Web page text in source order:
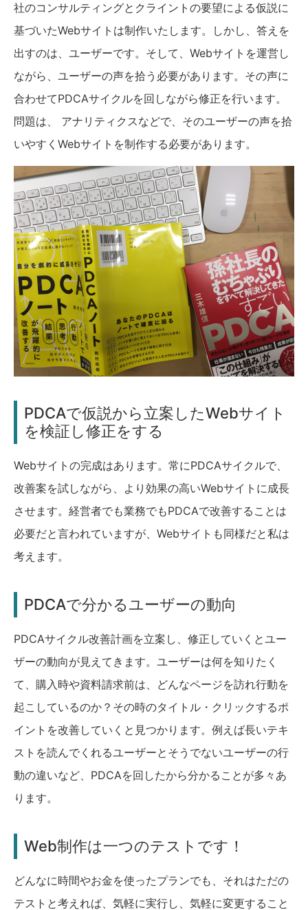
社のコンサルティングとクライントの要望による仮説に
基づいたWebサイトは制作いたします。しかし、答えを
出すのは、ユーザーです。そして、Webサイトを運営し
ながら、ユーザーの声を拾う必要があります。その声に
合わせてPDCAサイクルを回しながら修正を行います。
問題は、 アナリティクスなどで、そのユーザーの声を拾
いやすくWebサイトを制作する必要があります。
PDCAで仮説から立案したWebサイト
を検証し修正をする
Webサイトの完成はあります。常にPDCAサイクルで、
改善案を試しながら、より効果の高いWebサイトに成長
させます。経営者でも業務でもPDCAで改善することは
必要だと言われていますが、Webサイトも同様だと私は
考えます。
PDCAで分かるユーザーの動向
PDCAサイクル改善計画を立案し、修正していくとユー
ザーの動向が見えてきます。ユーザーは何を知りたく
て、購入時や資料請求前は、どんなページを訪れ行動を
起こしているのか？その時のタイトル・クリックするポ
イントを改善していくと見つかります。例えば長いテキ
ストを読んでくれるユーザーとそうでないユーザーの行
動の違いなど、PDCAを回したから分かることが多々あ
ります。
Web制作は一つのテストです！
どんなに時間やお金を使ったプランでも、それはただの
テストと考えれば、気軽に実行し、気軽に変更すること